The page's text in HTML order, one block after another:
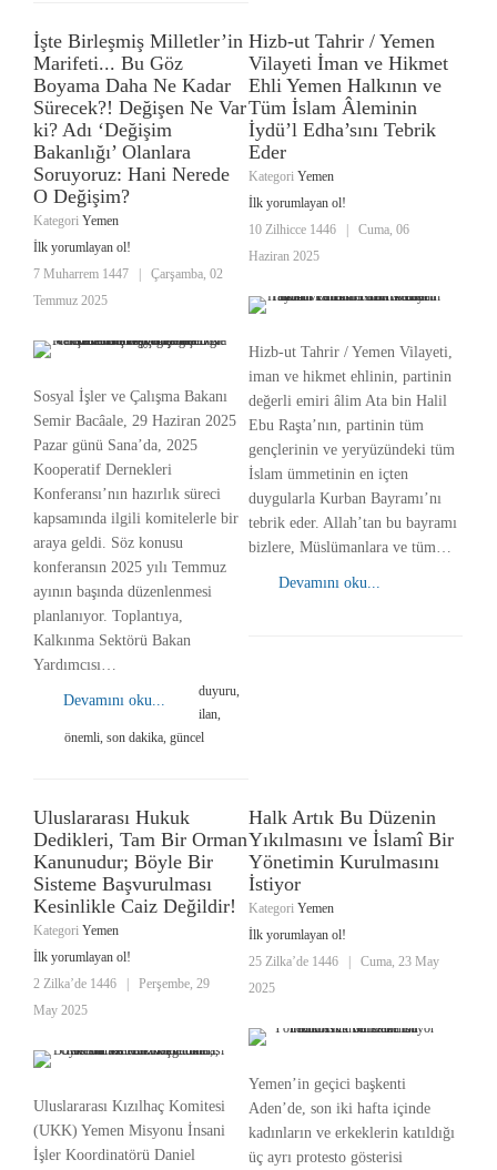
İşte Birleşmiş Milletler’in
Marifeti... Bu Göz
Boyama Daha Ne Kadar
Sürecek?! Değişen Ne Var
ki? Adı ‘Değişim
Bakanlığı’ Olanlara
Soruyoruz: Hani Nerede
O Değişim?
Kategori Yemen
İlk yorumlayan ol!
7 Muharrem 1447
Çarşamba, 02
Temmuz 2025
Sosyal İşler ve Çalışma Bakanı
Semir Bacâale, 29 Haziran 2025
Pazar günü Sana’da, 2025
Kooperatif Dernekleri
Konferansı’nın hazırlık süreci
kapsamında ilgili komitelerle bir
araya geldi. Söz konusu
konferansın 2025 yılı Temmuz
ayının başında düzenlenmesi
planlanıyor. Toplantıya,
Kalkınma Sektörü Bakan
Yardımcısı…
Devamını oku...
duyuru,
ilan,
önemli, son dakika, güncel
Hizb-ut Tahrir / Yemen
Vilayeti İman ve Hikmet
Ehli Yemen Halkının ve
Tüm İslam Âleminin
İydü’l Edha’sını Tebrik
Eder
Kategori Yemen
İlk yorumlayan ol!
10 Zilhicce 1446
Cuma, 06
Haziran 2025
Hizb-ut Tahrir / Yemen Vilayeti,
iman ve hikmet ehlinin, partinin
değerli emiri âlim Ata bin Halil
Ebu Raşta’nın, partinin tüm
gençlerinin ve yeryüzündeki tüm
İslam ümmetinin en içten
duygularla Kurban Bayramı’nı
tebrik eder. Allah’tan bu bayramı
bizlere, Müslümanlara ve tüm…
Devamını oku...
Uluslararası Hukuk
Dedikleri, Tam Bir Orman
Kanunudur; Böyle Bir
Sisteme Başvurulması
Kesinlikle Caiz Değildir!
Kategori Yemen
İlk yorumlayan ol!
2 Zilka’de 1446
Perşembe, 29
May 2025
Uluslararası Kızılhaç Komitesi
(UKK) Yemen Misyonu İnsani
İşler Koordinatörü Daniel
Halk Artık Bu Düzenin
Yıkılmasını ve İslamî Bir
Yönetimin Kurulmasını
İstiyor
Kategori Yemen
İlk yorumlayan ol!
25 Zilka’de 1446
Cuma, 23 May
2025
Yemen’in geçici başkenti
Aden’de, son iki hafta içinde
kadınların ve erkeklerin katıldığı
üç ayrı protesto gösterisi